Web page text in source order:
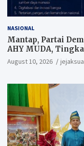
NASIONAL
Mantap, Partai
AHY MUDA,
Indonesia maju
August 10, 2026